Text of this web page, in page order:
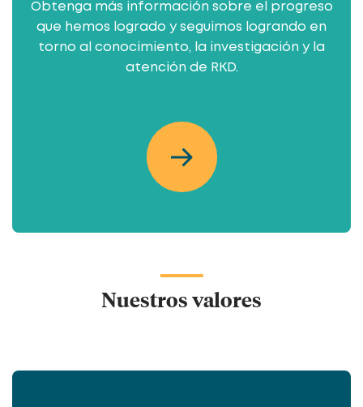
Obtenga más información sobre el progreso
que hemos logrado y seguimos logrando en
torno al conocimiento, la investigación y la
atención de RKD.
Nuestros valores